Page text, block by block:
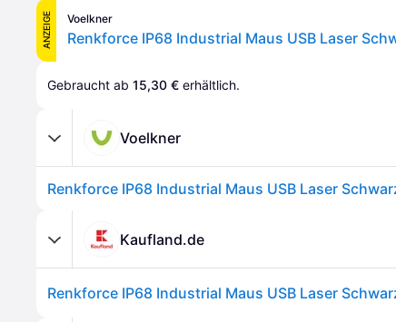
ANZEIGE Voelkner
Gebraucht ab 15,30 € erhältlich.
Voelkner
Kaufland.de